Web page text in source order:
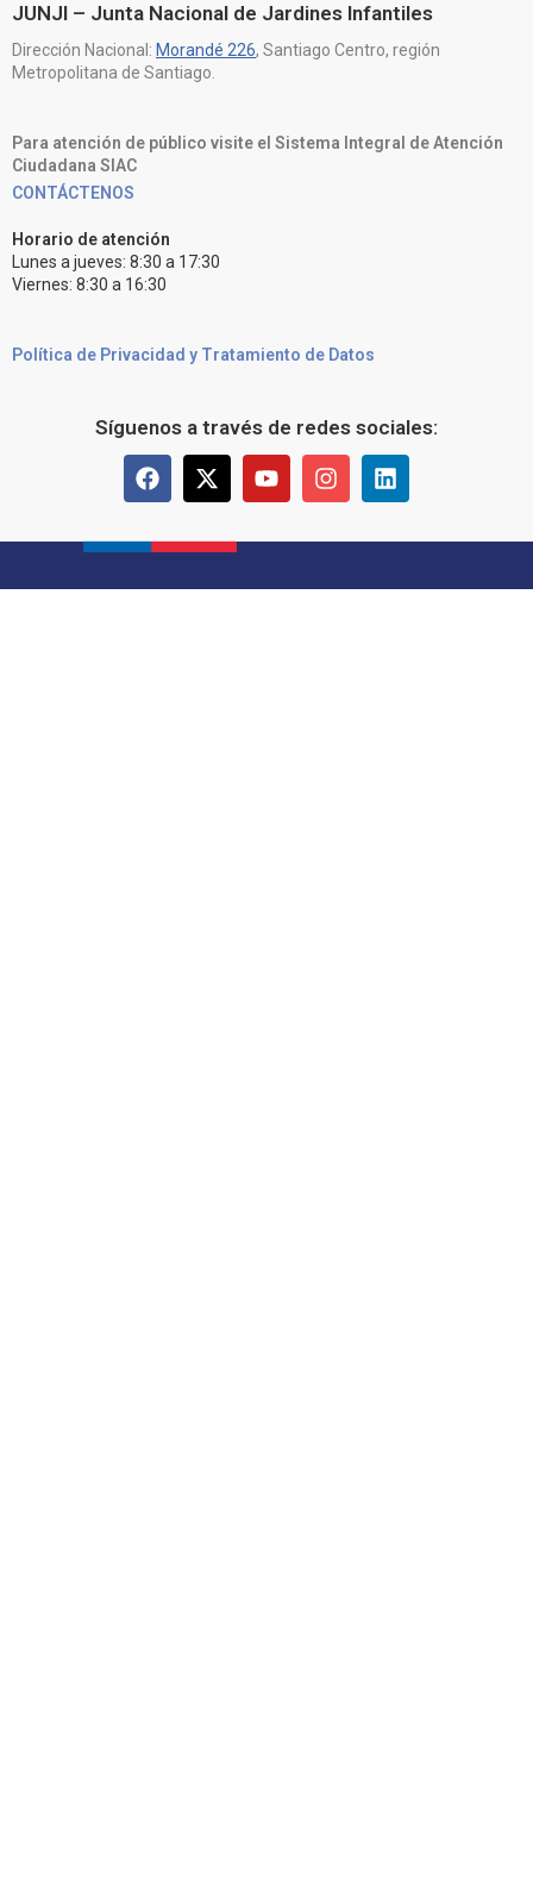
JUNJI – Junta Nacional de Jardines Infantiles
Dirección Nacional: Morandé 226, Santiago Centro, región
Metropolitana de Santiago.
Para atención de público visite el Sistema Integral de Atención
Ciudadana SIAC
CONTÁCTENOS
Horario de atención
Lunes a jueves: 8:30 a 17:30
Viernes: 8:30 a 16:30
Política de Privacidad y Tratamiento de Datos
Síguenos a través de redes sociales: